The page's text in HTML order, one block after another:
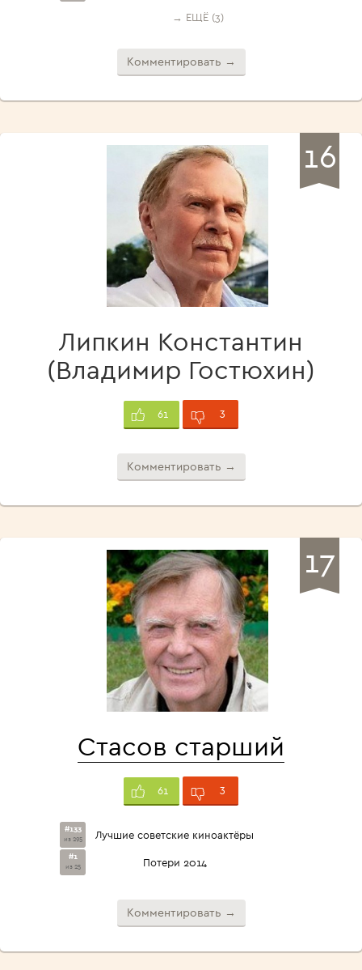
→ ЕЩЁ (3)
Комментировать →
16
Липкин Константин
(Владимир Гостюхин)
61 3
Комментировать →
17
Стасов старший
61 3
#133
из 295 Лучшие советские киноактёры
#1
из 25 Потери 2014
Комментировать →